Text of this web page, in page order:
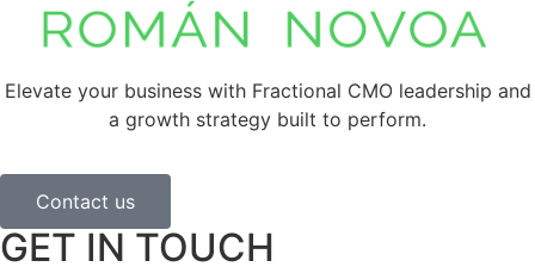
Elevate your business with Fractional CMO leadership and
a growth strategy built to perform.
Contact us
GET IN TOUCH